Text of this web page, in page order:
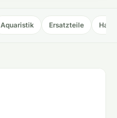
Aquaristik Ersatzteile